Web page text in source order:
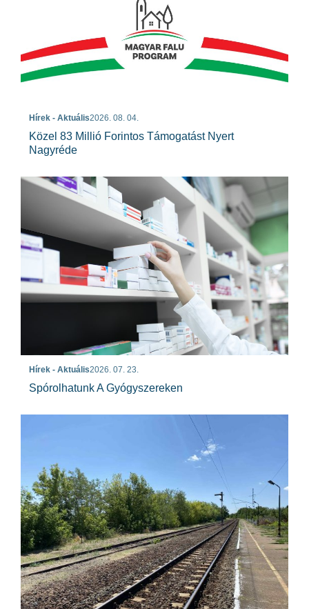
Hírek - Aktuális2026. 08. 04.
Közel 83 Millió Forintos Támogatást Nyert
Nagyréde
Hírek - Aktuális2026. 07. 23.
Spórolhatunk A Gyógyszereken